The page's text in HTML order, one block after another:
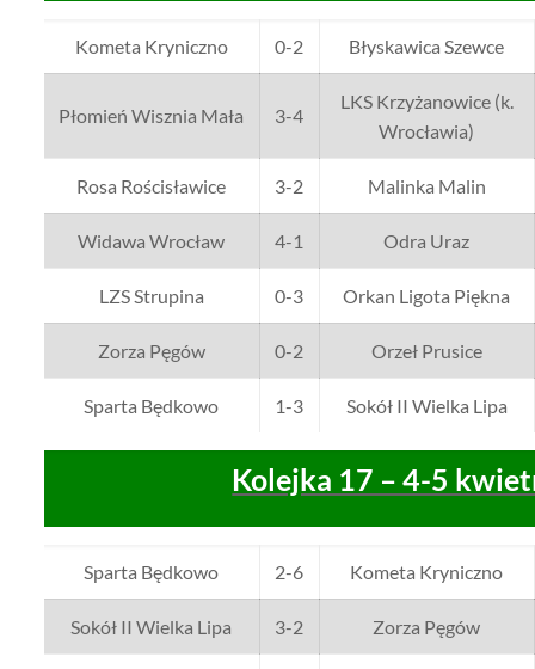
Kometa Kryniczno 0-2 Błyskawica Szewce
Płomień Wisznia Mała 3-4
LKS Krzyżanowice (k.
Wrocławia)
Rosa Rościsławice 3-2 Malinka Malin
Widawa Wrocław 4-1 Odra Uraz
LZS Strupina 0-3 Orkan Ligota Piękna
Zorza Pęgów 0-2 Orzeł Prusice
Sparta Będkowo 1-3 Sokół II Wielka Lipa
Kolejka 17 – 4-5
Sparta Będkowo 2-6 Kometa Kryniczno
Sokół II Wielka Lipa 3-2 Zorza Pęgów